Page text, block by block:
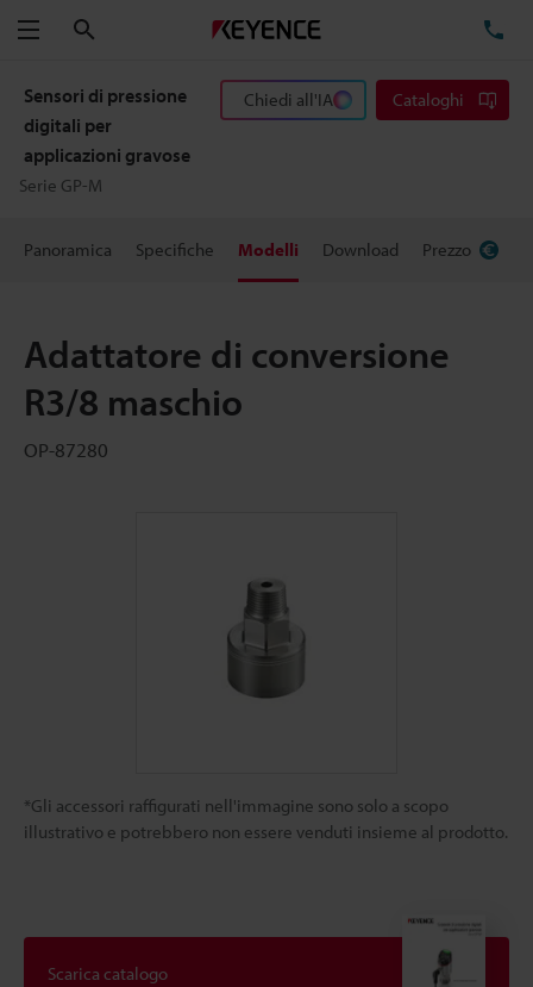
Menu
Sensori di pressione
digitali per
applicazioni gravose
Serie GP-M
Chiedi all'IA Cataloghi
Panoramica Specifiche Modelli Download Prezzo
Adattatore di conversione
R3/8 maschio
OP-87280
*Gli accessori raffigurati nell'immagine sono solo a scopo
illustrativo e potrebbero non essere venduti insieme al prodotto.
Scarica catalogo